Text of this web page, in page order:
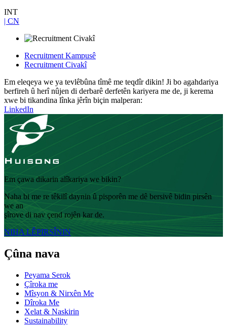
INT
| CN
Recruitment Kampusê
Recruitment Civakî
Em eleqeya we ya tevlêbûna tîmê me teqdîr dikin! Ji bo agahdariya
berfireh û herî nûjen di derbarê derfetên kariyera me de, ji kerema
xwe bi tikandina lînka jêrîn biçin malperan:
LinkedIn
Em çawa dikarin alîkariya we bikin?
Naha bi me re têkilî daynin û pisporên me dê bersivê bidin pirsên
we an
şîrove di nav çend rojên kar de.
NIHA LÊPIRSÎNIN
Çûna nava
Peyama Serok
Çîroka me
Mîsyon & Nirxên Me
Dîroka Me
Xelat & Naskirin
Sustainability